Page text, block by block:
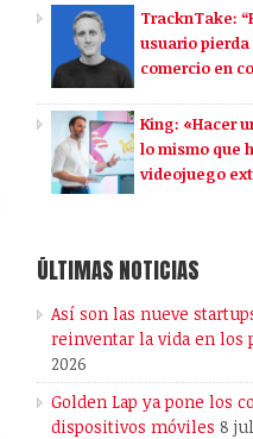
TracknTake:
usuario
comercio en
King: «Hacer
lo mismo que
videojuego
ÚLTIMAS NOTICIAS
Así son las nueve
reinventar la vida en los
2026
Golden Lap ya pone los
dispositivos móviles 8